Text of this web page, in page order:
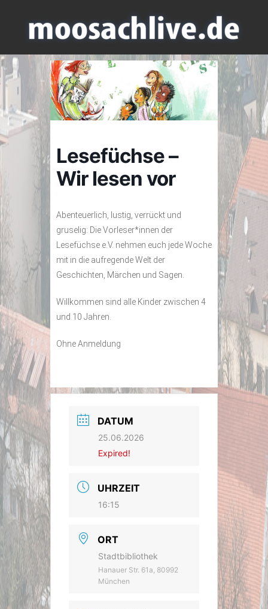
Lesefüchse –
Wir lesen vor
Abenteuerlich, lustig, verrückt und
gruselig: Die Vorleser*innen der
Lesefüchse e.V. nehmen euch jede Woche
mit in die aufregende Welt der
Geschichten, Märchen und Sagen.
Willkommen sind alle Kinder zwischen 4
und 10 Jahren.
Ohne Anmeldung
DATUM
25.06.2026
Expired!
UHRZEIT
16:15
ORT
Stadtbibliothek
Hanauer Str. 61a, 80992
München